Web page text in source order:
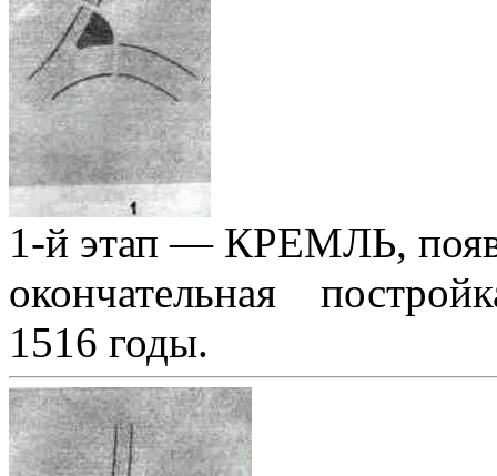
1-й этап — КРЕМЛЬ,
окончательная
1516 годы.